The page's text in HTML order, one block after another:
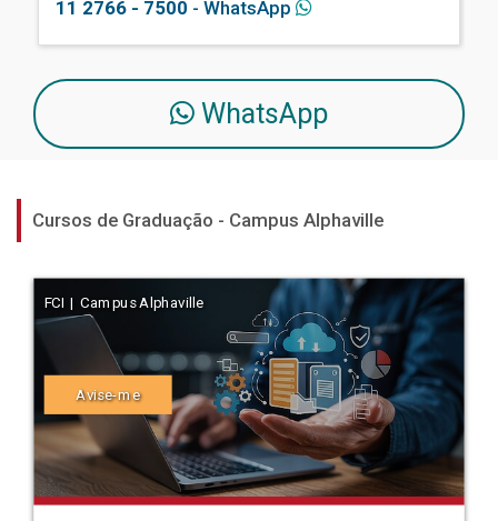
11 2766 - 7500 - WhatsApp
WhatsApp
Cursos de Graduação - Campus Alphaville
FCI | Campus Alphaville
Avise-me